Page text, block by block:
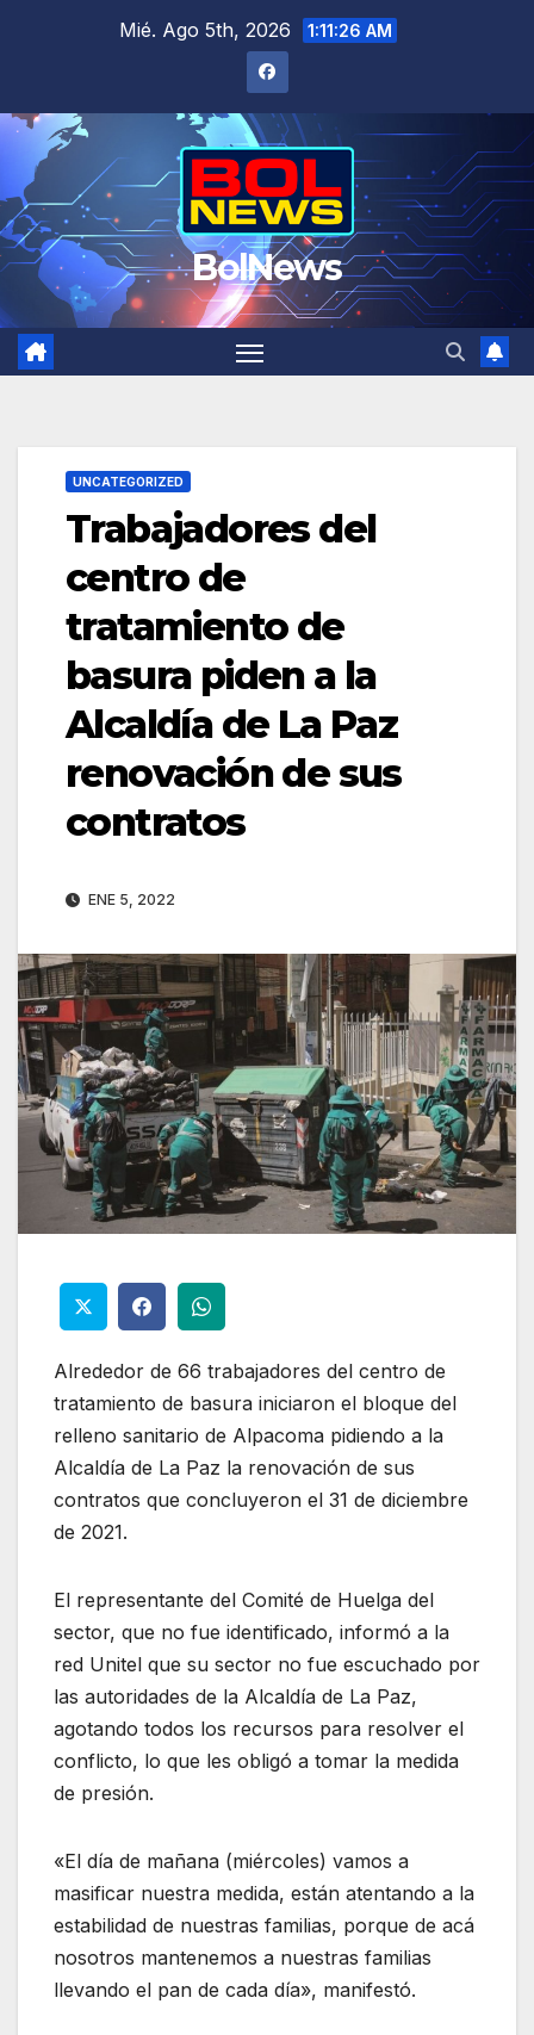
Mié. Ago 5th, 2026 1:11:27 AM
BolNews
UNCATEGORIZED
Trabajadores del
centro de
tratamiento de
basura piden a la
Alcaldía de La Paz
renovación de sus
contratos
ENE 5, 2022
Alrededor de 66 trabajadores del centro de
tratamiento de basura iniciaron el bloque del
relleno sanitario de Alpacoma pidiendo a la
Alcaldía de La Paz la renovación de sus
contratos que concluyeron el 31 de diciembre
de 2021.
El representante del Comité de Huelga del
sector, que no fue identificado, informó a la
red Unitel que su sector no fue escuchado por
las autoridades de la Alcaldía de La Paz,
agotando todos los recursos para resolver el
conflicto, lo que les obligó a tomar la medida
de presión.
«El día de mañana (miércoles) vamos a
masificar nuestra medida, están atentando a la
estabilidad de nuestras familias, porque de acá
nosotros mantenemos a nuestras familias
llevando el pan de cada día», manifestó.